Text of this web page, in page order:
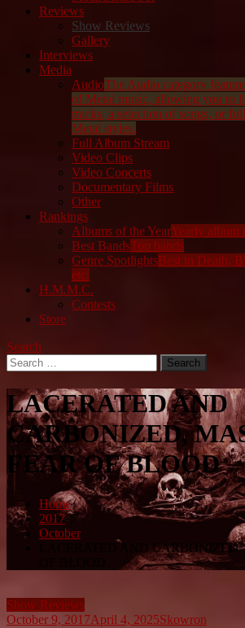
Reviews
Show Reviews
Gallery
Interviews
Media
AudioThe Audio category
of Metal music, allowing you to
tracks, a selection of songs, or
Metal styles.
Full Album Stream
Video Clips
Video Concerts
Documentary Films
Other
Rankings
Albums of the YearYearly album
Best BandsTop bands
Genre SpotlightsBest in Death,
etc.
H.M.M.C.
Contests
Store
Search
Search
for:
LACERATED AND
CARBONIZED,
FEAR OF BLOOD
Home
2017
October
LACERATED AND CARBONIZED,
Show Reviews
October 9, 2017April 4, 2025Skowron